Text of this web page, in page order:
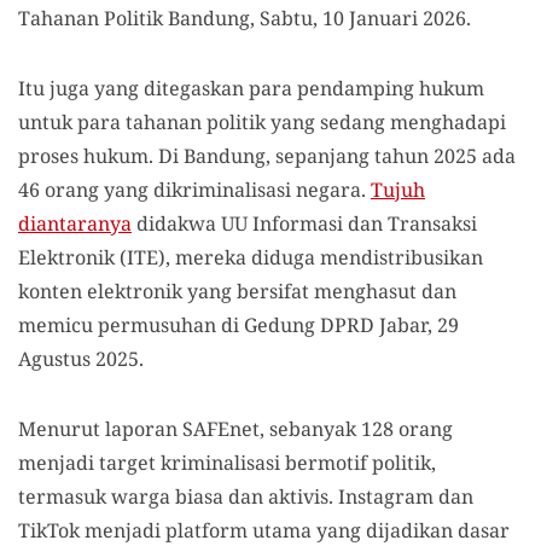
Tahanan Politik Bandung, Sabtu, 10 Januari 2026.
Itu juga yang ditegaskan para pendamping hukum
untuk para tahanan politik yang sedang menghadapi
proses hukum. Di Bandung, sepanjang tahun 2025 ada
46 orang yang dikriminalisasi negara. Tujuh
diantaranya didakwa UU Informasi dan Transaksi
Elektronik (ITE), mereka diduga mendistribusikan
konten elektronik yang bersifat menghasut dan
memicu permusuhan di Gedung DPRD Jabar, 29
Agustus 2025.
Menurut laporan SAFEnet, sebanyak 128 orang
menjadi target kriminalisasi bermotif politik,
termasuk warga biasa dan aktivis. Instagram dan
TikTok menjadi platform utama yang dijadikan dasar